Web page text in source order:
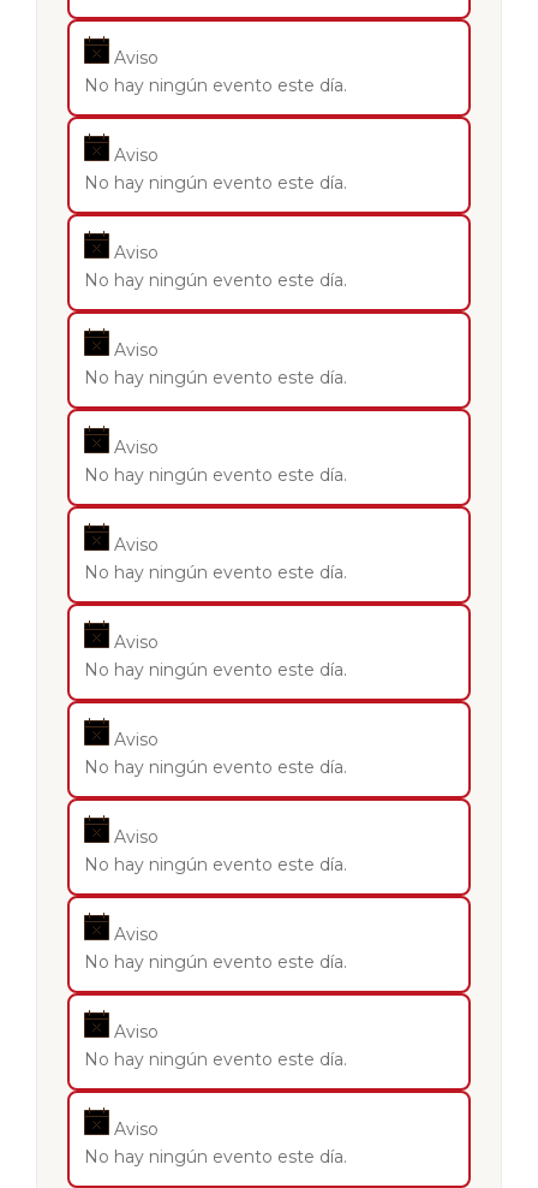
Aviso
No hay ningún evento este día.
Aviso
No hay ningún evento este día.
Aviso
No hay ningún evento este día.
Aviso
No hay ningún evento este día.
Aviso
No hay ningún evento este día.
Aviso
No hay ningún evento este día.
Aviso
No hay ningún evento este día.
Aviso
No hay ningún evento este día.
Aviso
No hay ningún evento este día.
Aviso
No hay ningún evento este día.
Aviso
No hay ningún evento este día.
Aviso
No hay ningún evento este día.